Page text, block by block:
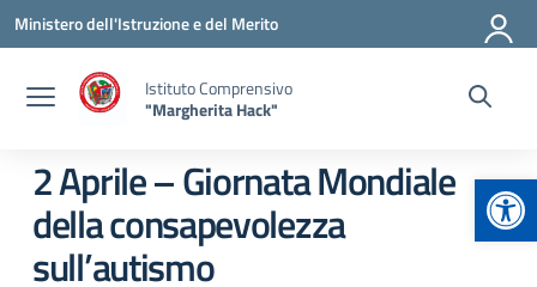
Vai ai contenuti
Vai al menu di navigazione
Vai al footer
Ministero dell'Istruzione e del Merito
Istituto Comprensivo
"Margherita Hack"
2 Aprile – Giornata Mondiale
della consapevolezza
sull’autismo